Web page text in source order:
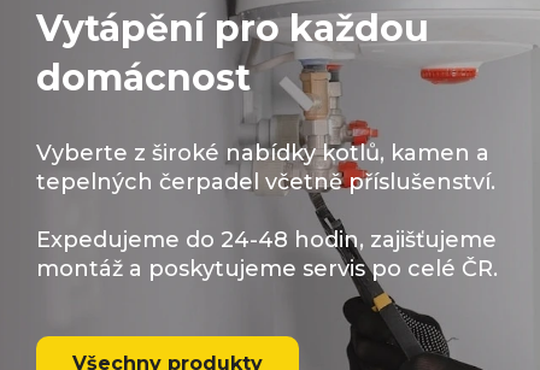
Vytápění pro každou
domácnost
Vyberte z široké nabídky kotlů, kamen a
tepelných čerpadel včetně příslušenství.
Expedujeme do 24-48 hodin, zajišťujeme
montáž a poskytujeme servis po celé ČR.
Všechny produkty